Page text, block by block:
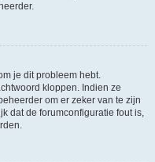
je dit probleem hebt.
kloppen. Indien ze
om er zeker van te zijn
dat de forumconfiguratie fout is,